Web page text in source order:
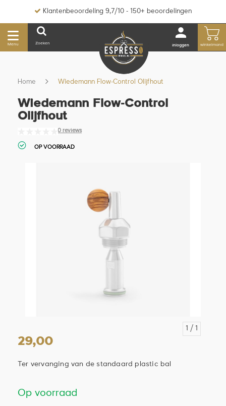
Klantenbeoordeling 9,7/10 - 150+ beoordelingen
Menu Zoeken inloggen winkelmand
Home Wiedemann Flow-Control Olijfhout
Wiedemann Flow-Control
Olijfhout
0 reviews
OP VOORRAAD
1 / 1
29,00
Ter vervanging van de standaard plastic bal
Op voorraad